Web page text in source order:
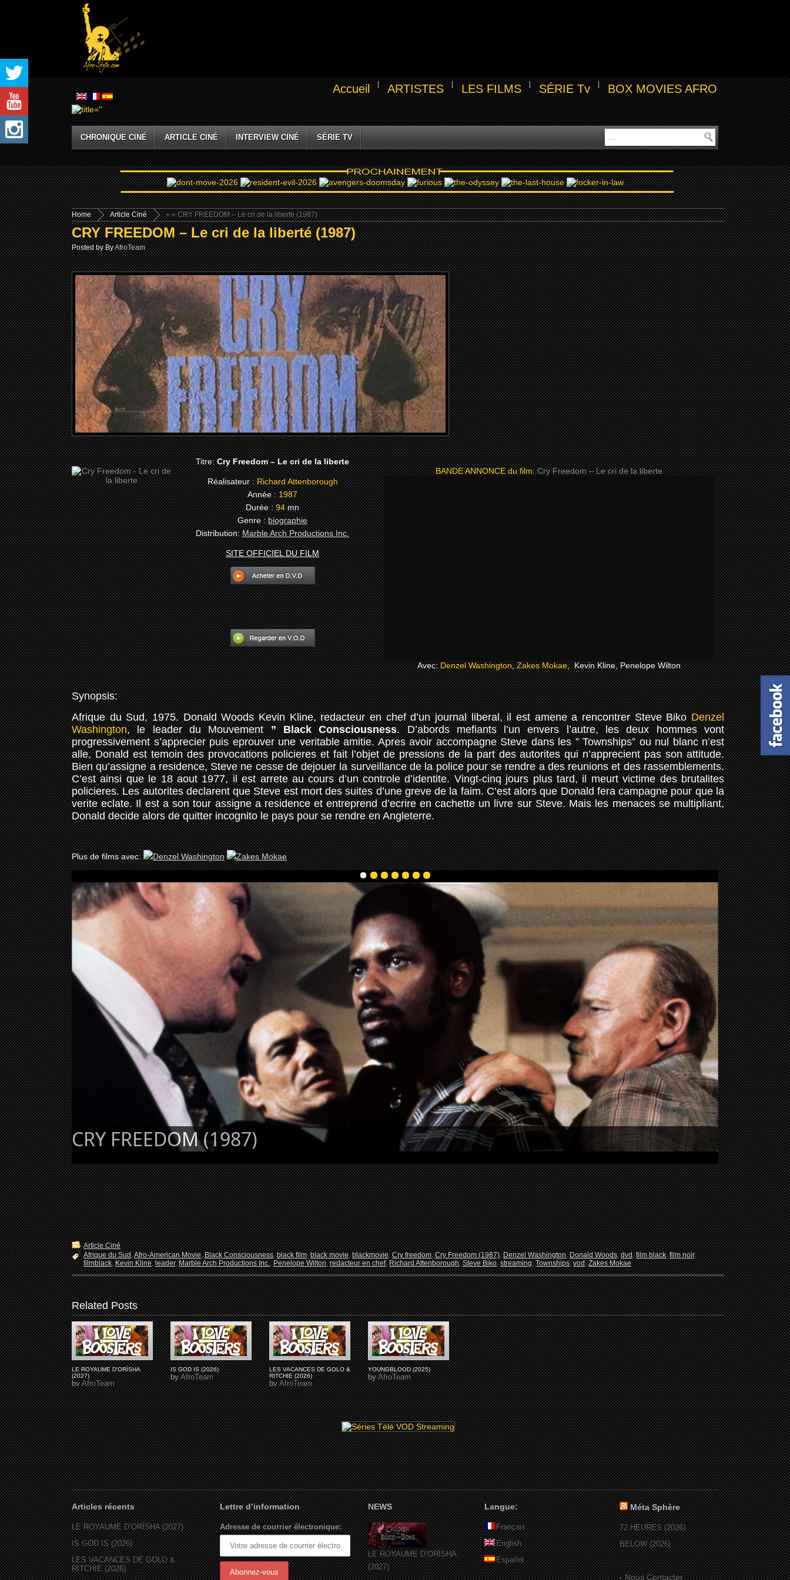
Accueil ARTISTES LES FILMS SÉRIE Tv BOX MOVIES AFRO
CHRONIQUE CINÉ ARTICLE CINÉ INTERVIEW CINÉ SÉRIE TV
Home »
Article Ciné » CRY FREEDOM – Le cri de la liberté (1987)
CRY FREEDOM – Le cri de la liberté (1987)
Posted by ByAfroTeam
Titre:Cry Freedom – Le cri de la liberte
Réalisateur :Richard Attenborough
Année :1987
Durée :94mn
Genre :biographie
Distribution: Marble Arch Productions Inc.
SITE OFFICIEL DU FILM
BANDE ANNONCE du film:Cry Freedom – Le cri de la liberte
Avec:Denzel Washington,Zakes Mokae, Kevin Kline, Penelope Wilton
Synopsis:
Afrique du Sud, 1975. Donald Woods Kevin Kline, redacteur en chef d’un journal liberal, il est amene a rencontrer Steve BikoDenzel
Washington, le leader du Mouvement” Black Consciousness. D’abords mefiants l’un envers l’autre, les deux hommes vont
progressivement s’apprecier puis eprouver une veritable amitie. Apres avoir accompagne Steve dans les ” Townships” ou nul blanc n’est
alle, Donald est temoin des provocations policieres et fait l’objet de pressions de la part des autorites qui n’apprecient pas son attitude.
Bien qu’assigne a residence, Steve ne cesse de dejouer la surveillance de la police pour se rendre a des reunions et des rassemblements.
C’est ainsi que le 18 aout 1977, il est arrete au cours d’un controle d’identite. Vingt-cinq jours plus tard, il meurt victime des brutalites
policieres. Les autorites declarent que Steve est mort des suites d’une greve de la faim. C’est alors que Donald fera campagne pour que la
verite eclate. Il est a son tour assigne a residence et entreprend d’ecrire en cachette un livre sur Steve. Mais les menaces se multipliant,
Donald decide alors de quitter incognito le pays pour se rendre en Angleterre.
Plus de films avec:
CRY FREEDOM (1987)
Article Ciné
Afrique du Sud,Afro-American Movie,Black Consciousness,black film,black movie,blackmovie,Cry freedom,Cry Freedom (1987),Denzel Washington,Donald Woods,dvd,film black,film noir,
filmblack,Kevin Kline,leader,Marble Arch Productions Inc.,Penelope Wilton,redacteur en chef,Richard Attenborough,Steve Biko,streaming,Townships,vod,Zakes Mokae
Related Posts
LE ROYAUME D'ORÏSHA
(2027)
byAfroTeam
IS GOD IS (2026)
byAfroTeam
LES VACANCES DE GOLO &
RITCHIE (2026)
byAfroTeam
YOUNGBLOOD (2025)
byAfroTeam
Articles récents
LE ROYAUME D’ORÏSHA (2027)
IS GOD IS (2026)
LES VACANCES DE GOLO &
RITCHIE (2026)
Lettre d’information
Adresse de courrier électronique:
NEWS
LE ROYAUME D’ORÏSHA
(2027)
Langue:
Français
English
Español
Méta Sphère
72 HEURES (2026)
BELOW (2026)
-Nous Contacter